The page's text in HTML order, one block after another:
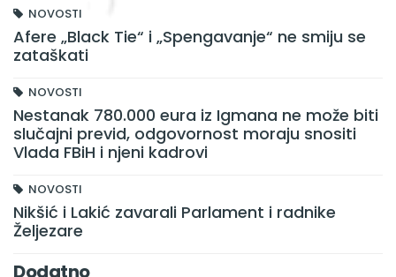
NOVOSTI
Afere „Black Tie“ i „Spengavanje“ ne smiju se
zataškati
NOVOSTI
Nestanak 780.000 eura iz Igmana ne može biti
slučajni previd, odgovornost moraju snositi
Vlada FBiH i njeni kadrovi
NOVOSTI
Nikšić i Lakić zavarali Parlament i radnike
Željezare
Dodatno